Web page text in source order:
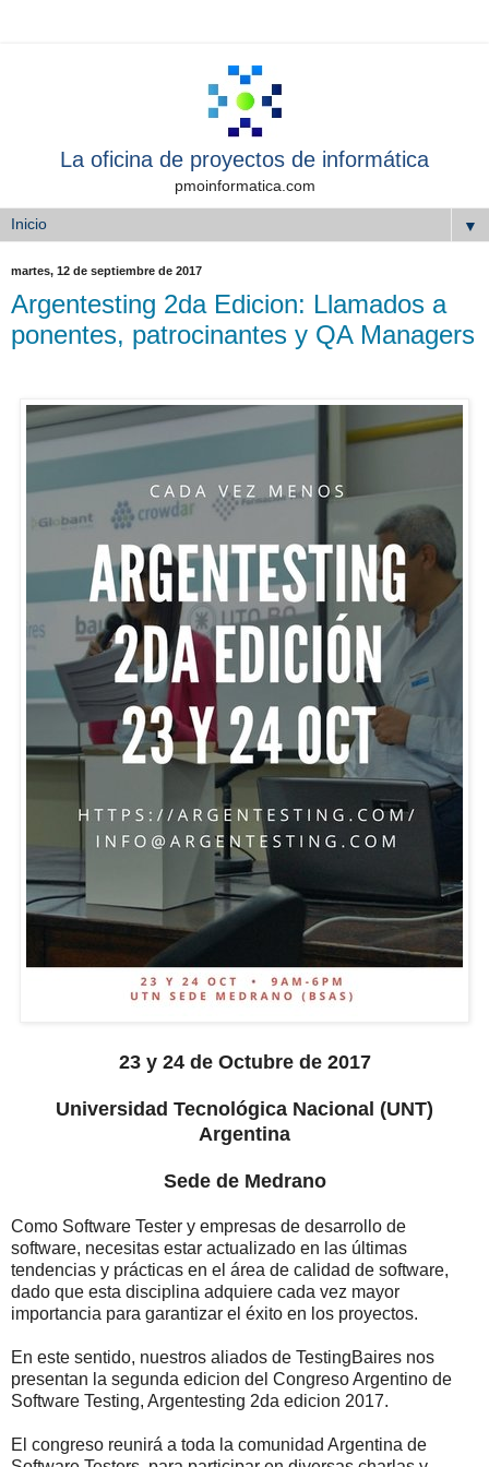
La oficina de proyectos de informática
pmoinformatica.com
▼
martes, 12 de septiembre de 2017
Argentesting 2da Edicion: Llamados a
ponentes, patrocinantes y QA Managers
23 y 24 de Octubre de 2017
Universidad Tecnológica Nacional (UNT)
Argentina
Sede de Medrano
Como Software Tester y empresas de desarrollo de
software, necesitas estar actualizado en las últimas
tendencias y prácticas en el área de calidad de software,
dado que esta disciplina adquiere cada vez mayor
importancia para garantizar el éxito en los proyectos.
En este sentido, nuestros aliados de TestingBaires nos
presentan la segunda edicion del Congreso Argentino de
Software Testing, Argentesting 2da edicion 2017.
El congreso reunirá a toda la comunidad Argentina de